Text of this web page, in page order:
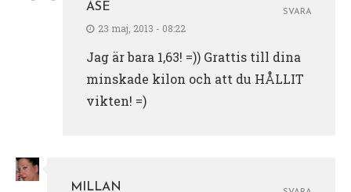
ÅSE
23 maj, 2013 - 08:22
Jag är bara 1,63! =)) Grattis till dina
minskade kilon och att du HÅLLIT
vikten! =)
SVARA
MILLAN